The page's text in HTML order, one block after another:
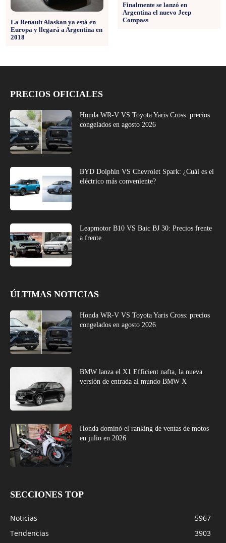
La Renault Alaskan ya está en
Europa y llegará a Argentina en
2018
Finalmente se lanzó en
Argentina el nuevo Jeep
Compass
PRECIOS OFICIALES
Honda WR-V VS Toyota Yaris Cross: precios
congelados en agosto 2026
BYD Dolphin VS Chevrolet Spark: ¿Cuál es el
eléctrico más conveniente?
Leapmotor B10 VS Baic BJ 30: Precios frente
a frente
ÚLTIMAS NOTICIAS
Honda WR-V VS Toyota Yaris Cross: precios
congelados en agosto 2026
BMW lanza el X1 Efficient nafta, la nueva
versión de entrada al mundo BMW X
Honda dominó el ranking de ventas de motos
en julio en 2026
SECCIONES TOP
Noticias
5967
Tendencias
3903